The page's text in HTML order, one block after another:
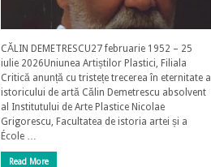
CĂLIN DEMETRESCU27 februarie 1952 – 25
iulie 2026Uniunea Artiștilor Plastici, Filiala
Critică anunță cu tristețe trecerea în eternitate a
istoricului de artă Călin Demetrescu absolvent
al Institutului de Arte Plastice Nicolae
Grigorescu, Facultatea de istoria artei și a
École …
Read More